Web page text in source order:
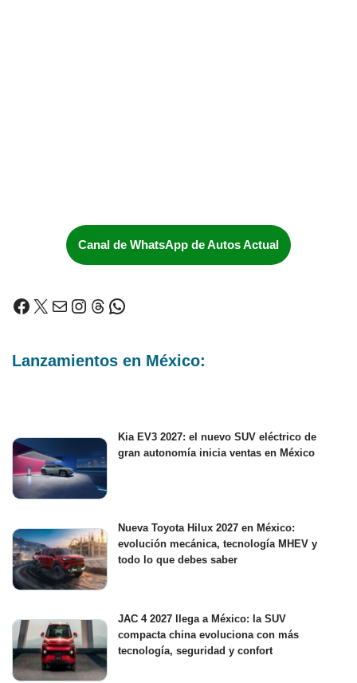
Canal de WhatsApp de Autos Actual
Lanzamientos en México:
Kia EV3 2027: el nuevo SUV eléctrico de
gran autonomía inicia ventas en México
Nueva Toyota Hilux 2027 en México:
evolución mecánica, tecnología MHEV y
todo lo que debes saber
JAC 4 2027 llega a México: la SUV
compacta china evoluciona con más
tecnología, seguridad y confort